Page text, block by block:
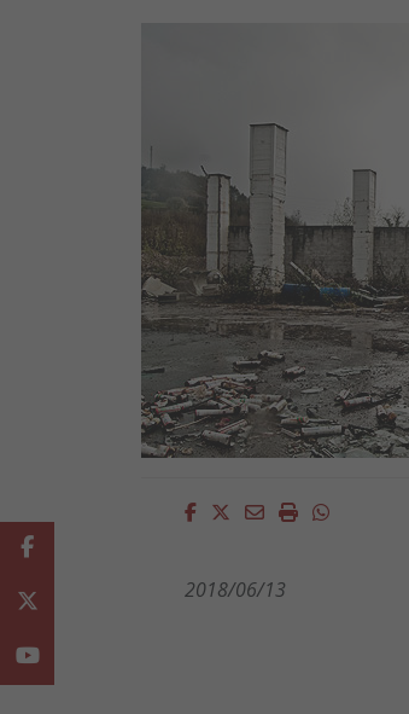
Facebook
Twitter
EmailImprimirWhatsapp
2018/06/13
Facebook
Youtube